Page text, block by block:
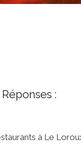
:
à Le